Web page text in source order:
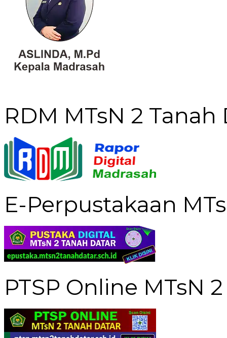
RDM MTsN 2 Tanah
E-Perpustakaan
PTSP Online MTsN